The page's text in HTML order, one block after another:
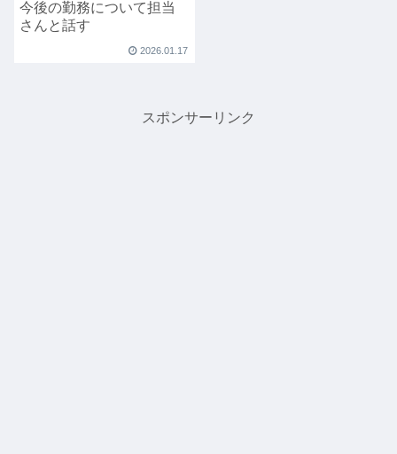
今後の勤務について担当
さんと話す
2026.01.17
スポンサーリンク